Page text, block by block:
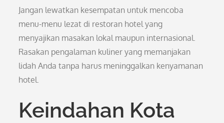
Jangan lewatkan kesempatan untuk mencoba
menu-menu lezat di restoran hotel yang
menyajikan masakan lokal maupun internasional.
Rasakan pengalaman kuliner yang memanjakan
lidah Anda tanpa harus meninggalkan kenyamanan
hotel.
Keindahan Kota